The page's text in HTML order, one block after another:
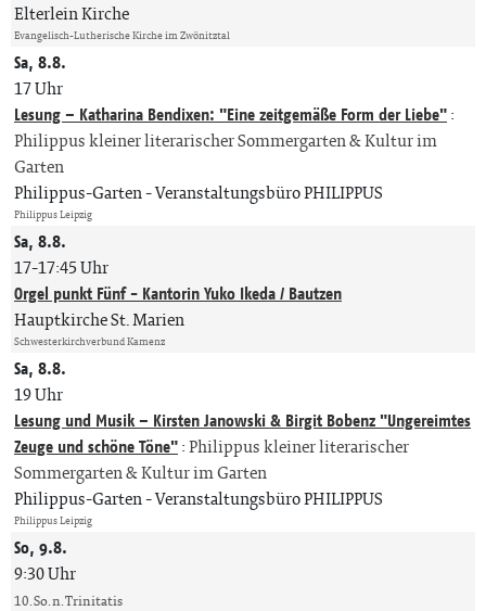
Elterlein Kirche
Evangelisch-Lutherische Kirche im Zwönitztal
Sa, 8.8.
17 Uhr
Lesung – Katharina Bendixen: "Eine zeitgemäße Form der Liebe":
Philippus kleiner literarischer Sommergarten & Kultur im
Garten
Philippus-Garten Veranstaltungsbüro PHILIPPUS
Philippus Leipzig
Sa, 8.8.
17-17:45 Uhr
Orgel punkt Fünf - Kantorin Yuko Ikeda / Bautzen
Hauptkirche St. Marien
Schwesterkirchverbund Kamenz
Sa, 8.8.
19 Uhr
Lesung und Musik – Kirsten Janowski & Birgit Bobenz "Ungereimtes
Zeuge und schöne Töne":Philippus kleiner literarischer
Sommergarten & Kultur im Garten
Philippus-Garten Veranstaltungsbüro PHILIPPUS
Philippus Leipzig
So, 9.8.
9:30 Uhr
10. So. n. Trinitatis